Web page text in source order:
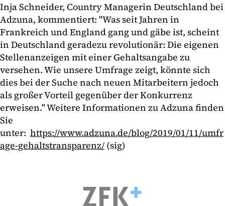
Inja Schneider, Country Managerin Deutschland bei
Adzuna, kommentiert: "Was seit Jahren in
Frankreich und England gang und gäbe ist, scheint
in Deutschland geradezu revolutionär: Die eigenen
Stellenanzeigen mit einer Gehaltsangabe zu
versehen. Wie unsere Umfrage zeigt, könnte sich
dies bei der Suche nach neuen Mitarbeitern jedoch
als großer Vorteil gegenüber der Konkurrenz
erweisen." Weitere Informationen zu Adzuna finden
Sie
unter: https://www.adzuna.de/blog/2019/01/11/umfr
age-gehaltstransparenz/ (sig)